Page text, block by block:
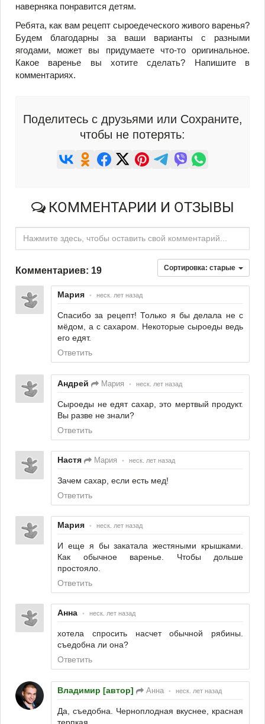
наверняка понравится детям.
Ребята, как вам рецепт сыроедеческого живого варенья?
Будем благодарны за ваши варианты с разными
ягодами, может вы придумаете что-то оригинальное.
Какое варенье вы хотите сделать? Напишите в
комментариях.
Поделитесь с друзьями или Сохраните,
чтобы не потерять:
КОММЕНТАРИИ И ОТЗЫВЫ
Нажмите здесь, чтобы оставить свой комментарий...
Комментариев: 19 Сортировка: старые
Мария • неск. лет назад
Спасибо за рецепт! Только я бы делала не с
мёдом, а с сахаром. Некоторые сыроеды ведь
его едят.
Ответить
Андрей Мария • неск. лет назад
Сыроеды не едят сахар, это мертвый продукт.
Вы разве не знали?
Ответить
Настя Мария • неск. лет назад
Зачем сахар, если есть мед!
Ответить
Мария • неск. лет назад
И еще я бы закатала жестяными крышками.
Как обычное варенье. Чтобы дольше
простояло.
Ответить
Анна • неск. лет назад
хотела спросить насчет обычной рябины.
съедобна ли она?
Ответить
Владимир [автор] Анна • неск. лет назад
Да, съедобна. Черноплодная вкуснее, красная